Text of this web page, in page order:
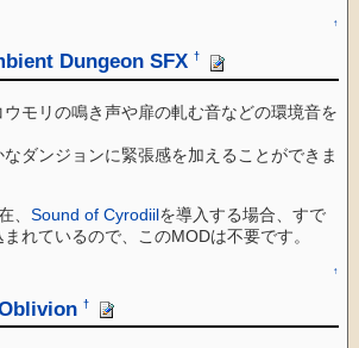
↑
Dungeon SFX †
モリの鳴き声や扉の軋む音などの環境音を
ダンジョンに緊張感を加えることができま
、Sound of Cyrodiilを導入する場合、すで
れているので、このMODは不要です。
↑
†